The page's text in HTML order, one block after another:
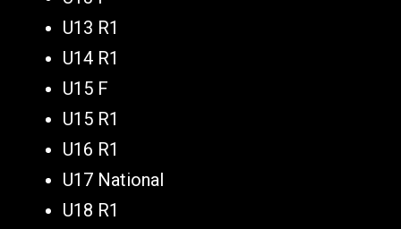
U13 R1
U14 R1
U15 F
U15 R1
U16 R1
U17 National
U18 R1